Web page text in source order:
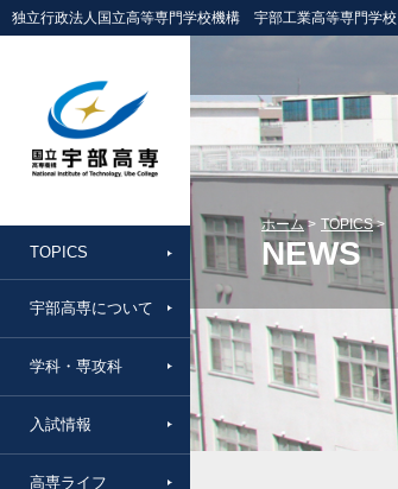
独立行政法人国立高等専門学校機構 宇部工業高等専門学校
TOPICS
宇部高専について
学科・専攻科
入試情報
高専ライフ
ホーム TOPICS
NEWS